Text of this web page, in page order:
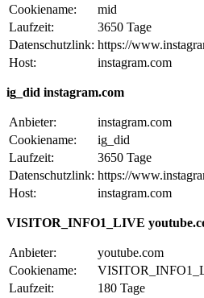
Cookiename:
mid
Laufzeit:
3650 Tage
Datenschutzlink: https://
Host:
instagram.com
ig_did instagram.com
Anbieter:
instagram.com
Cookiename:
ig_did
Laufzeit:
3650 Tage
Datenschutzlink: https://
Host:
instagram.com
VISITOR_INFO1_LIVE
Anbieter:
youtube.com
Cookiename:
Laufzeit:
180 Tage